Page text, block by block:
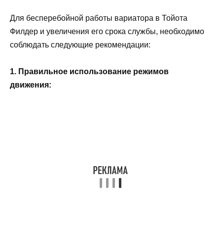
Для бесперебойной работы вариатора в Тойота
Филдер и увеличения его срока службы, необходимо
соблюдать следующие рекомендации:
1. Правильное использование режимов
движения: